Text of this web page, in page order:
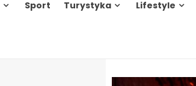
Sport Turystyka Lifestyle